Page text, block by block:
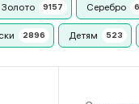
Золото Серебро
Детям